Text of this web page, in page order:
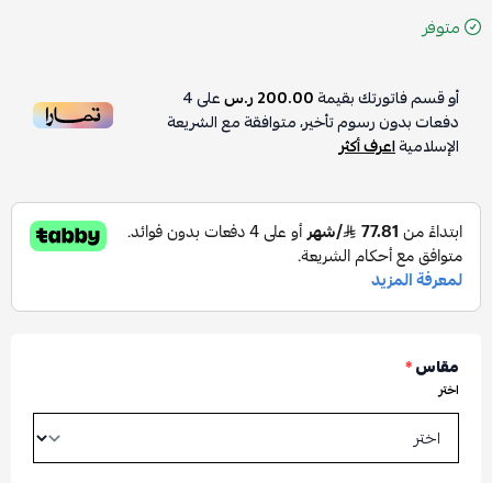
متوفر
أو قسم فاتورتك بقيمة200.00 ر.س على4
دفعات بدون رسوم تأخير، متوافقة مع الشريعة
الإسلاميةاعرف أكثر
مقاس*
اختر